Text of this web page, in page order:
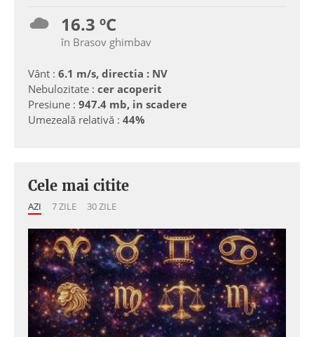
16.3 ºC
în Brasov ghimbav
Vânt : 6.1 m/s, directia : NV
Nebulozitate : cer acoperit
Presiune : 947.4 mb, in scadere
Umezeală relativă : 44%
Cele mai citite
AZI 7 ZILE 30 ZILE